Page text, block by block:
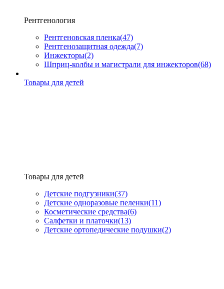
Рентгенология
Рентгеновская пленка(47)
Рентгенозащитная одежда(7)
Инжекторы(2)
Шприц-колбы и магистрали для инжекторов(68)
Товары для детей
Товары для детей
Детские подгузники(37)
Детские одноразовые пеленки(11)
Косметические средства(6)
Салфетки и платочки(13)
Детские ортопедические подушки(2)